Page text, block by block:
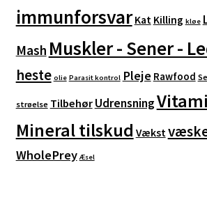
immunforsvar Kat Killing kløe
Mash Muskler - Sener -
heste olie Parasit kontrol Pleje Rawfood
strøelse Tilbehør Udrensning
Mineral tilskud Vækst
WholePrey Æsel